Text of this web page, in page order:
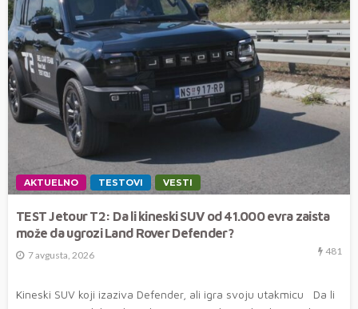
AKTUELNO TESTOVI VESTI
TEST Jetour T2: Da li kineski SUV od 41.000 evra zaista
može da ugrozi Land Rover Defender?
7 avgusta, 2026 481
Kineski SUV koji izaziva Defender, ali igra svoju utakmicu Da li